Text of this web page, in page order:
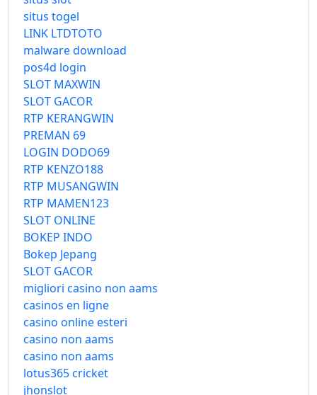
situs togel
LINK LTDTOTO
malware download
pos4d login
SLOT MAXWIN
SLOT GACOR
RTP KERANGWIN
PREMAN 69
LOGIN DODO69
RTP KENZO188
RTP MUSANGWIN
RTP MAMEN123
SLOT ONLINE
BOKEP INDO
Bokep Jepang
SLOT GACOR
migliori casino non aams
casinos en ligne
casino online esteri
casino non aams
casino non aams
lotus365 cricket
jhonslot